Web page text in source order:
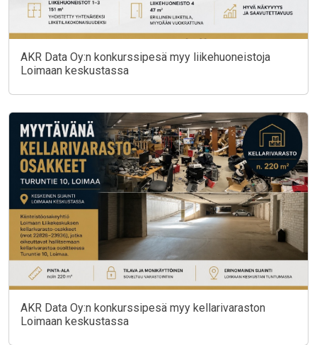
AKR Data Oy:n konkurssipesä myy liikehuoneistoja
Loimaan keskustassa
AKR Data Oy:n konkurssipesä myy kellarivaraston
Loimaan keskustassa